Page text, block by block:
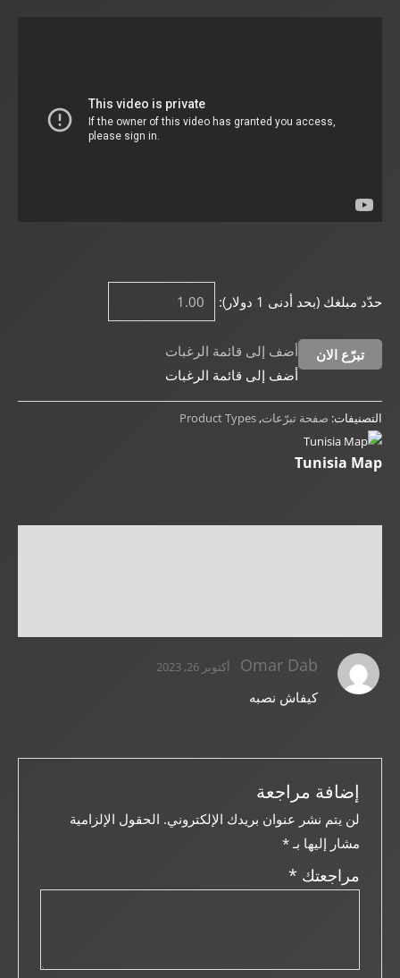
حدّد مبلغك (بحد أدنى 1 دولار):
تبرّع الان
أضف إلى قائمة الرغبات
أضف إلى قائمة الرغبات
التصنيفات: صفحة تبرّعات,
Product Types
Tunisia Map
Omar Dab أكتوبر 26, 2023
كيفاش نصبه
إضافة مراجعة
لن يتم نشر عنوان بريدك الإلكتروني. الحقول الإلزامية
مشار إليها بـ*
مراجعتك *